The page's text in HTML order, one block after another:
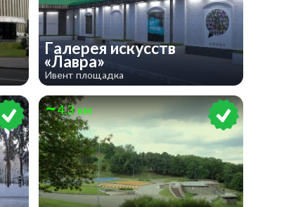
Галерея искусств
«Лавра»
Ивент площадка
4.3 км